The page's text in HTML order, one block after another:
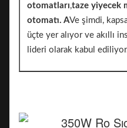
otomatları,taze yiyecek
otomatı. AVe şimdi,
üçte yer alıyor ve akıllı
lideri olarak kabul